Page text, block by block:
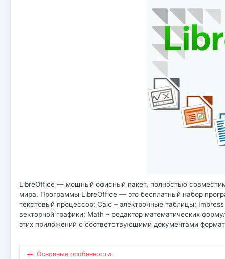
LibreOffice — мощный офисный пакет, полностью
мира. Программы LibreOffice — это бесплатный набор
текстовый процессор; Calc – электронные таблицы;
векторной графики; Math – редактор математических
этих приложений с соответствующими документами
Основные особенности: